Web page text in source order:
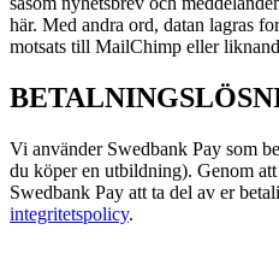
här. Med andra ord, datan lagras
motsats till MailChimp eller
Vi använder Swedbank Pay som
du köper en utbildning). Genom
Swedbank Pay att ta del av er
integritetspolicy.